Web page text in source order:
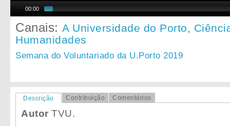
00:00
Canais: A Universidade do Porto,
Humanidades
Semana do Voluntariado da U.Porto 2019
Descrição Contribuição Comentários
Autor TVU.